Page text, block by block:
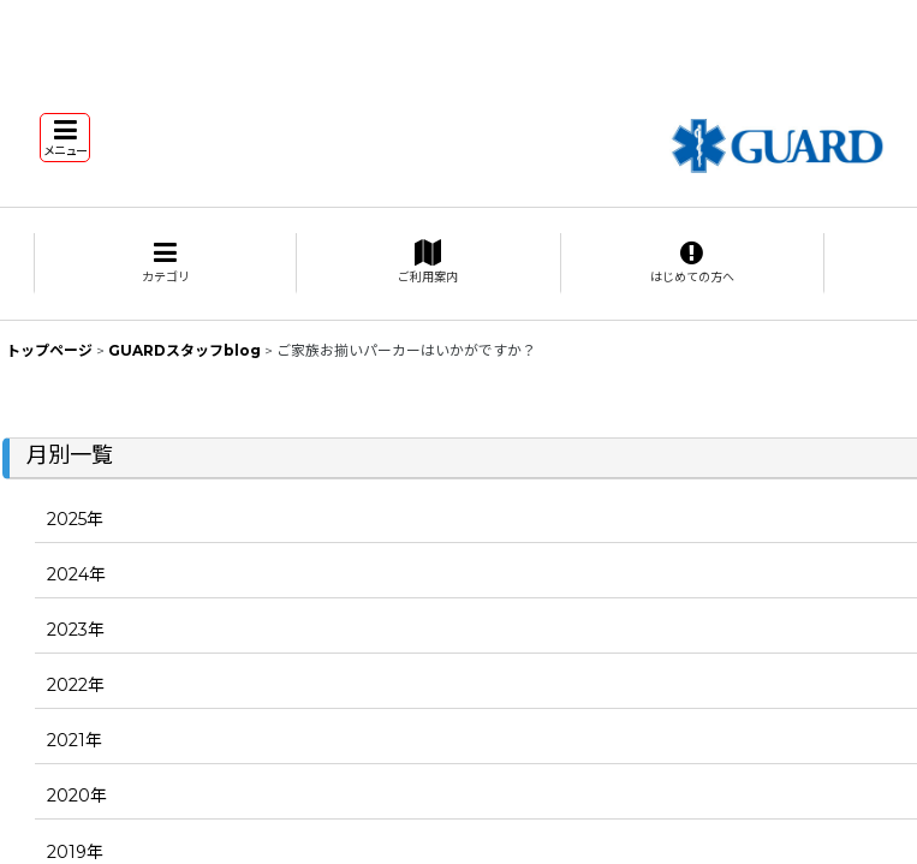
メニュー
カテゴリ ご利用案内 はじめての方へ
トップページ > GUARDスタッフblog > ご家族お揃いパーカーはいかがですか？
月別一覧
2025年
2024年
2023年
2022年
2021年
2020年
2019年